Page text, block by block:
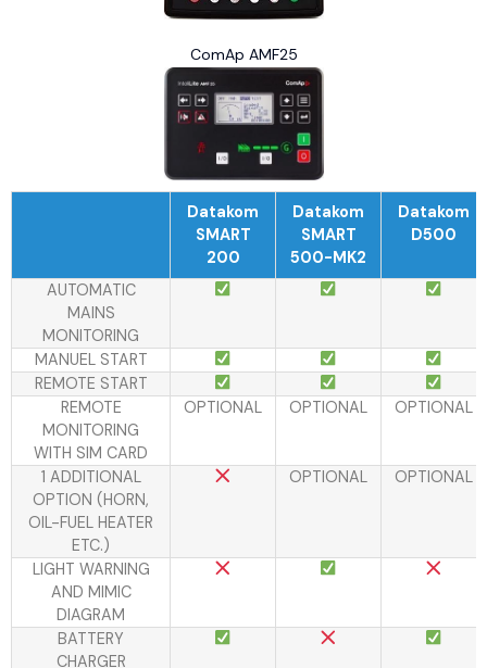
ComAp AMF25
Datakom
SMART
200
Datakom
SMART
500-MK2
Datakom
D500
AUTOMATIC
MAINS
MONITORING
MANUEL START
REMOTE START
REMOTE
MONITORING
WITH SIM CARD
OPTIONAL OPTIONAL OPTIONAL
1 ADDITIONAL
OPTION (HORN,
OIL-FUEL HEATER
ETC.)
OPTIONAL OPTIONAL
LIGHT WARNING
AND MIMIC
DIAGRAM
BATTERY
CHARGER